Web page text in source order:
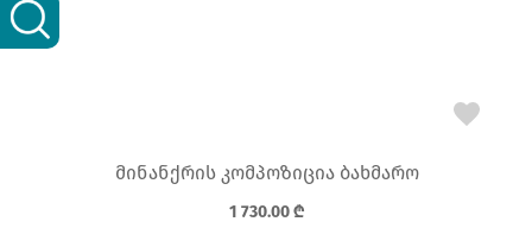
მინანქრის კომპოზიცია ბახმარო
1 730.00₾